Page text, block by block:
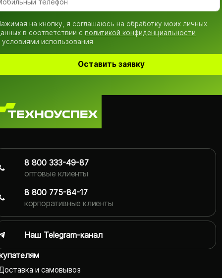
на кнопку, я соглашаюсь на обработку моих личных
в соответствии с политикой конфиденциальности
условиями использования
Оставить заявку
и самовывоз
8 800 333-49-87
оптовые клиенты
8 800 775-84-17
корпоративные клиенты
Наш Telegram-канал